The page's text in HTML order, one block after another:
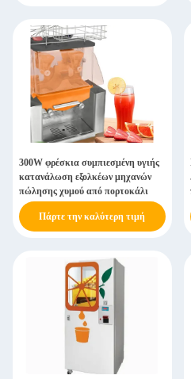
300W φρέσκια συμπιεσμένη υγιής
κατανάλωση εξολκέων μηχανών
πώλησης χυμού από πορτοκάλι
Πάρτε την καλύτερη τιμή